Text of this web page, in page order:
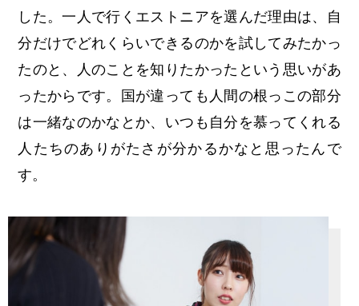
した。一人で行くエストニアを選んだ理由は、自
分だけでどれくらいできるのかを試してみたかっ
たのと、人のことを知りたかったという思いがあ
ったからです。国が違っても人間の根っこの部分
は一緒なのかなとか、いつも自分を慕ってくれる
人たちのありがたさが分かるかなと思ったんで
す。